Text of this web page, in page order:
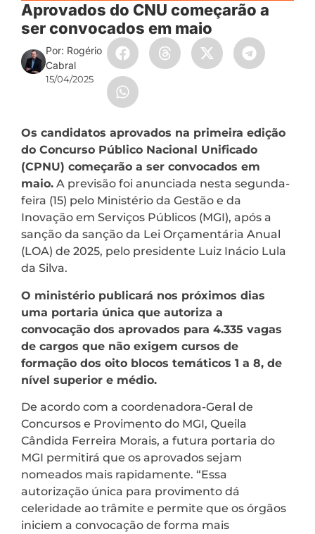
Aprovados do CNU começarão a
ser convocados em maio
Por: Rogério
Cabral
15/04/2025
Os candidatos aprovados na primeira edição
do Concurso Público Nacional Unificado
(CPNU) começarão a ser convocados em
maio. A previsão foi anunciada nesta segunda-
feira (15) pelo Ministério da Gestão e da
Inovação em Serviços Públicos (MGI), após a
sanção da sanção da Lei Orçamentária Anual
(LOA) de 2025, pelo presidente Luiz Inácio Lula
da Silva.
O ministério publicará nos próximos dias
uma portaria única que autoriza a
convocação dos aprovados para 4.335 vagas
de cargos que não exigem cursos de
formação dos oito blocos temáticos 1 a 8, de
nível superior e médio.
De acordo com a coordenadora-Geral de
Concursos e Provimento do MGI, Queila
Cândida Ferreira Morais, a futura portaria do
MGI permitirá que os aprovados sejam
nomeados mais rapidamente. “Essa
autorização única para provimento dá
celeridade ao trâmite e permite que os órgãos
iniciem a convocação de forma mais